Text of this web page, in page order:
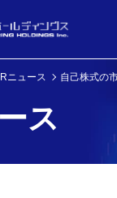
ニュース 自己株式の
ス